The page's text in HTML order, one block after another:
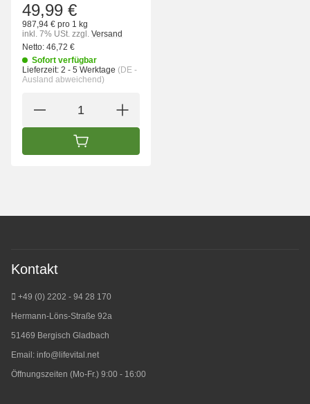
49,99 €
987,94 € pro 1 kg
inkl. 7% USt. zzgl. Versand
Netto: 46,72 €
Sofort verfügbar
Lieferzeit: 2 - 5 Werktage (DE -
Ausland abweichend)
IN DEN WARENKORB
Kontakt
+49 (0) 2202 - 94 28 170
Hermann-Löns-Straße 92a
51469 Bergisch Gladbach
Email: info@lifevital.net
Öffnungszeiten (Mo-Fr.) 9:00 - 16:00